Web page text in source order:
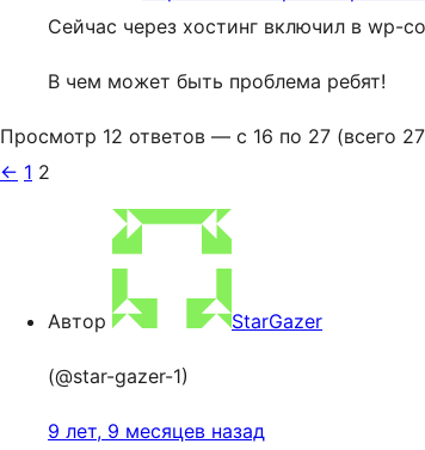
Сейчас через хостинг включил в wp-
В чем может быть проблема ребят!
Просмотр 12 ответов — с 16 по 27 (всего
← 1 2
Автор StarGazer
(@star-gazer-1)
9 лет, 9 месяцев назад